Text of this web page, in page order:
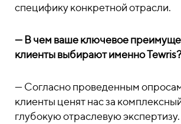
специфику конкретной отрасли.
— В чем ваше ключевое
клиенты выбирают именно Tewris?
— Согласно проведенным
клиенты ценят нас за
глубокую отраслевую